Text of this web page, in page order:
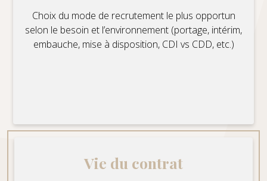
Choix du mode de recrutement le plus opportun
selon le besoin et l’environnement (portage, intérim,
embauche, mise à disposition, CDI vs CDD, etc.)
Vie du contrat